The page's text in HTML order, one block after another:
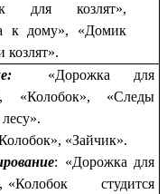
для козлят»,
к дому», «Домик
козлят».
«Дорожка для
«Колобок», «Следы
«Зайчик».
: «Дорожка для
«Колобок студится